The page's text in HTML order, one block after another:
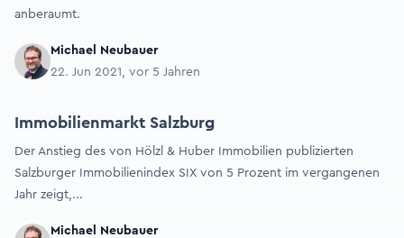
anberaumt.
Michael Neubauer
22. Jun 2021, vor 5 Jahren
Immobilienmarkt Salzburg
Der Anstieg des von Hölzl & Huber Immobilien publizierten
Salzburger Immobilienindex SIX von 5 Prozent im vergangenen
Jahr zeigt,...
Michael Neubauer